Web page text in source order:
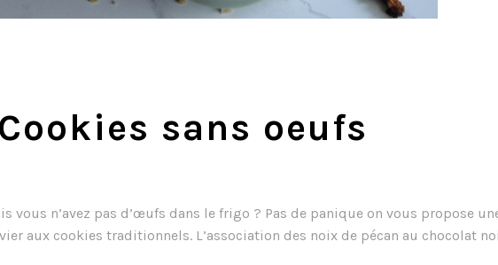
sans oeufs
vous n’avez pas d’œufs dans le frigo ? Pas de panique on vous propose
aux cookies traditionnels. L’association des noix de pécan au chocolat